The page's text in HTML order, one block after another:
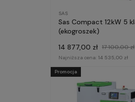
SAS
Sas Compact 12kW 5 klasa
(ekogroszek)
14 877,00 zł 17 100,00 zł
Najniższa cena: 14 535,00 zł
Promocja